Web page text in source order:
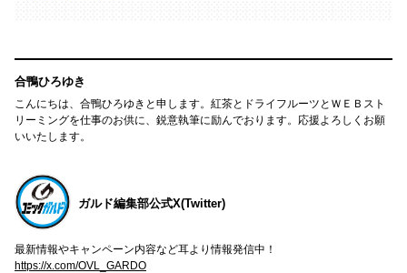
合鴨ひろゆき
こんにちは、合鴨ひろゆきと申します。紅茶とドライフルーツとＷＥＢスト
リーミングを仕事のお供に、鋭意執筆に励んでおります。応援よろしくお願
いいたします。
ガルド編集部公式X(Twitter)
最新情報やキャンペーン内容など耳より情報発信中！
https://x.com/OVL_GARDO